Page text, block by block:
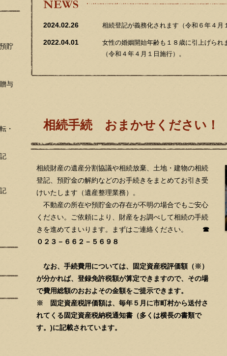
NEWS
2024.02.26 相続登記が義務化されます（令和６年４
2022.04.01
女性の婚姻開始年齢も１８歳に引上げられ
（令和４年４月１日施行）。
相続手続 おまかせください！
相続財産の遺産分割協議や相続放棄、土地・建物の相続
登記、預貯金の解約などのお手続きをまとめてお引き受
けいたします（遺産整理業務）。
不動産の所在や預貯金の存在が不明の場合でもご安心
ください。ご依頼により、財産をお調べして相続の手続
きを進めてまいります。まずはご連絡ください。 ☎
０２３－６６２－５６９８
なお、手続費用については、固定資産税評価額（※）
が分かれば、登録免許税額が算定できますので、その場
で費用総額のおおよその金額をご提示できます。
※ 固定資産税評価額は、毎年５月に市町村から送付さ
れてくる固定資産税納税通知書（多くは横長の書類で
す。)に記載されています。
貯
与
・